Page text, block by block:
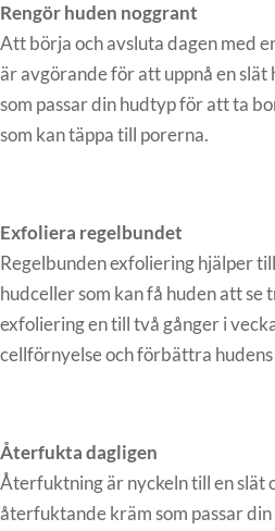
Rengör huden noggrant
Att börja och avsluta dagen med
är avgörande för att uppnå en
som passar din hudtyp för att ta
som kan täppa till porerna.
Exfoliera regelbundet
Regelbunden exfoliering hjälper
hudceller som kan få huden att se
exfoliering en till två gånger i
cellförnyelse och förbättra
Återfukta dagligen
Återfuktning är nyckeln till en slät
återfuktande kräm som passar